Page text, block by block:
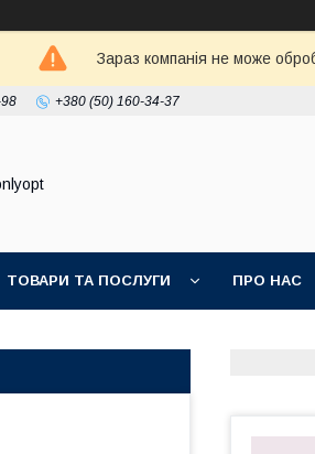
Зараз компанія не може
+380 (50) 160-34-37
ТОВАРИ ТА ПОСЛУГИ ПРО НАС